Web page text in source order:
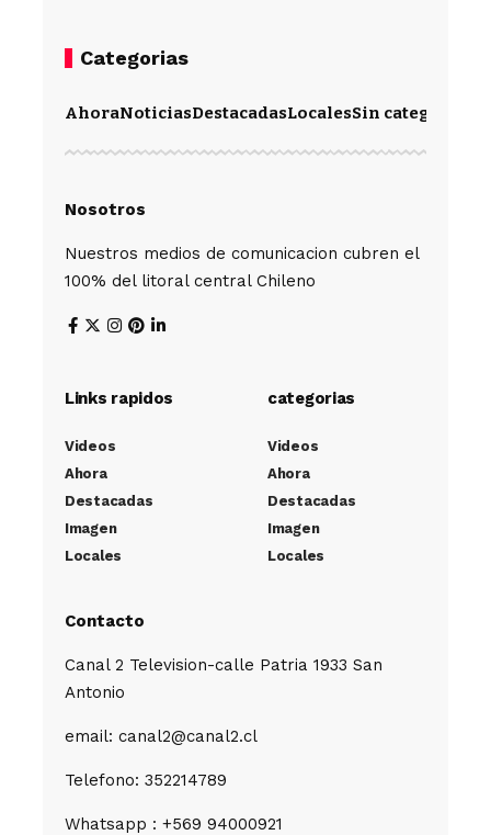
Categorias
AhoraNoticiasDestacadasLocalesSin categoría
Nosotros
Nuestros medios de comunicacion cubren el
100% del litoral central Chileno
Links rapidos
Videos
Ahora
Destacadas
Imagen
Locales
categorias
Videos
Ahora
Destacadas
Imagen
Locales
Contacto
Canal 2 Television-calle Patria 1933 San
Antonio
email: canal2@canal2.cl
Telefono: 352214789
Whatsapp : +569 94000921